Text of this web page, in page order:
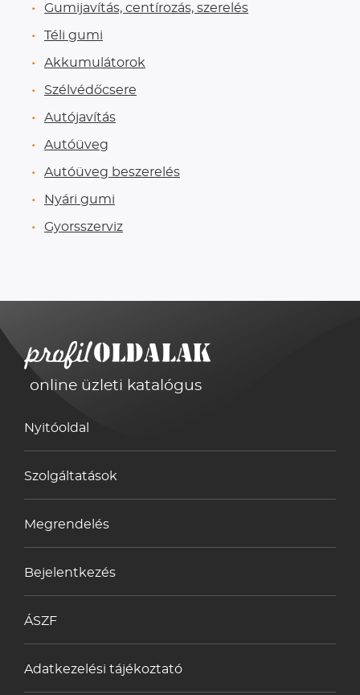
Gumijavítás, centírozás, szerelés
Téli gumi
Akkumulátorok
Szélvédőcsere
Autójavítás
Autóüveg
Autóüveg beszerelés
Nyári gumi
Gyorsszerviz
online üzleti katalógus
Nyitóoldal
Szolgáltatások
Megrendelés
Bejelentkezés
ÁSZF
Adatkezelési tájékoztató